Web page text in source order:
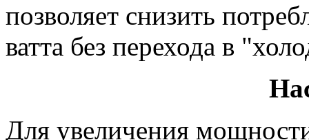
позволяет снизить
ватта без перехода в
Для увеличения